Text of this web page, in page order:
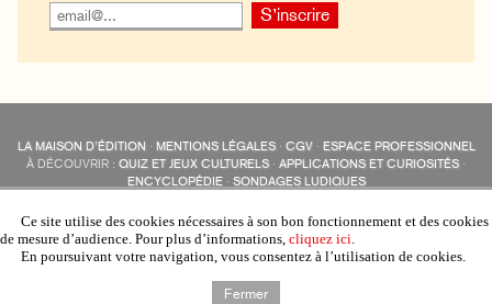
LA MAISON D’ÉDITION · MENTIONS LÉGALES· CGV· ESPACE PROFESSIONNEL
À DÉCOUVRIR : QUIZ ET JEUX CULTURELS · APPLICATIONS ET CURIOSITÉS ·
ENCYCLOPÉDIE· SONDAGES LUDIQUES
COLLECTIONS :SAMBUC·ÉDISOLUM·REVUE LITTÉRAIREL’EAU-FORTE
AUTRES SITES :COLL. « LES ÉDISOLUM »
Ce site utilise des cookies nécessaires à son bon fonctionnement et des cookies
de mesure d’audience. Pour plus d’informations, cliquez ici.
En poursuivant votre navigation, vous consentez à l’utilisation de cookies.
Fermer